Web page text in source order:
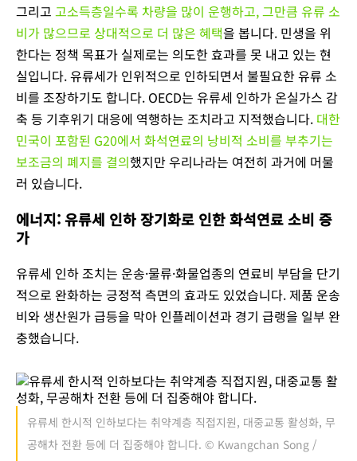
그리고 고소득층일수록 차량을 많이 운행하고, 그만큼 유류 소
비가 많으므로 상대적으로 더 많은 혜택을 봅니다. 민생을 위
한다는 정책 목표가 실제로는 의도한 효과를 못 내고 있는 현
실입니다. 유류세가 인위적으로 인하되면서 불필요한 유류 소
비를 조장하기도 합니다. OECD는 유류세 인하가 온실가스 감
축 등 기후위기 대응에 역행하는 조치라고 지적했습니다. 대한
민국이 포함된 G20에서 화석연료의 낭비적 소비를 부추기는
보조금의 폐지를 결의했지만 우리나라는 여전히 과거에 머물
러 있습니다.
에너지: 유류세 인하 장기화로 인한 화석연료 소비 증
가
유류세 인하 조치는 운송·물류·화물업종의 연료비 부담을 단기
적으로 완화하는 긍정적 측면의 효과도 있었습니다. 제품 운송
비와 생산원가 급등을 막아 인플레이션과 경기 급랭을 일부 완
충했습니다.
유류세 한시적 인하보다는 취약계층 직접지원, 대중교통 활성화, 무
공해차 전환 등에 더 집중해야 합니다. © Kwangchan Song /